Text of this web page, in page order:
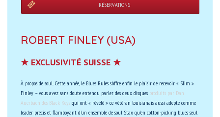
RÉSERVATIONS
ROBERT FINLEY (USA)
★ EXCLUSIVITÉ SUISSE ★
À propos de soul... Cette année, le Blues Rules s'offre enfin le plaisir de recevoir « Slim »
Finley – vous avez sans doute entendu parler des deux disques produits par Dan
Auerbach des Black Keys qui ont « révélé » ce vétéran louisianais aussi adepte comme
leader précis et flamboyant d'un ensemble de soul Stax qu'en cotton-picking blues seul